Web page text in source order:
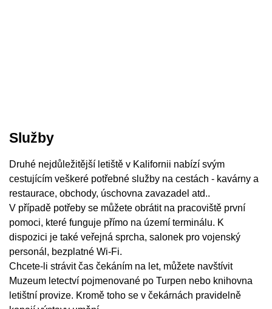
Služby
Druhé nejdůležitější letiště v Kalifornii nabízí svým
cestujícím veškeré potřebné služby na cestách - kavárny a
restaurace, obchody, úschovna zavazadel atd..
V případě potřeby se můžete obrátit na pracoviště první
pomoci, které funguje přímo na území terminálu. K
dispozici je také veřejná sprcha, salonek pro vojenský
personál, bezplatné Wi-Fi.
Chcete-li strávit čas čekáním na let, můžete navštívit
Muzeum letectví pojmenované po Turpen nebo knihovna
letištní provize. Kromě toho se v čekárnách pravidelně